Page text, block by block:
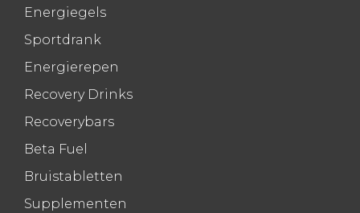
Energiegels
Sportdrank
Energierepen
Recovery Drinks
Recoverybars
Beta Fuel
Bruistabletten
Supplementen